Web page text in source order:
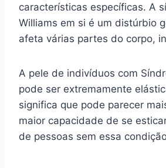
características específicas. A
Williams em si é um distúrbio
afeta várias partes do corpo,
A pele de indivíduos com
pode ser extremamente
significa que pode parecer
maior capacidade de se
de pessoas sem essa